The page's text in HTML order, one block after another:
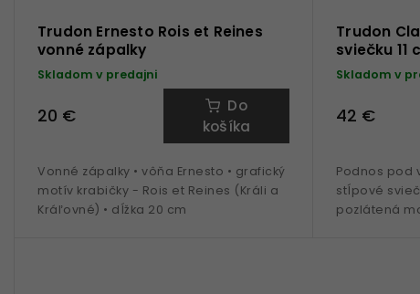
Trudon Ernesto Rois et Reines
vonné zápalky
Skladom v predajni
20 €
Do
košíka
Vonné zápalky • vôňa Ernesto • grafický
motív krabičky - Rois et Reines (Králi a
Kráľovné) • dĺžka 20 cm
Trudon
sviečku 11
Skladom v
42 €
Podnos pod
stĺpové
pozlátená